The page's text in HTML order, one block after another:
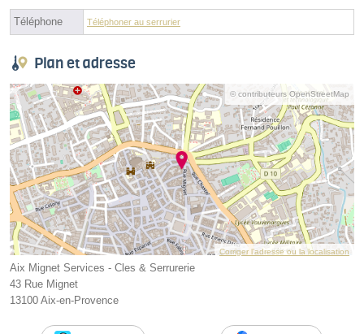
Téléphone Téléphoner au serrurier
Plan et adresse
© contributeurs OpenStreetMap
Corriger l’adresse ou la localisation
Aix Mignet Services - Cles & Serrurerie
43 Rue Mignet
13100 Aix-en-Provence